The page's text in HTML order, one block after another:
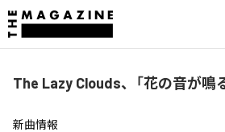
The Lazy Clouds、「花の音が鳴
新曲情報